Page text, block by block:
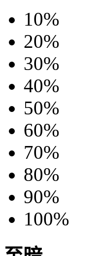
10%
20%
30%
40%
50%
60%
70%
80%
90%
100%